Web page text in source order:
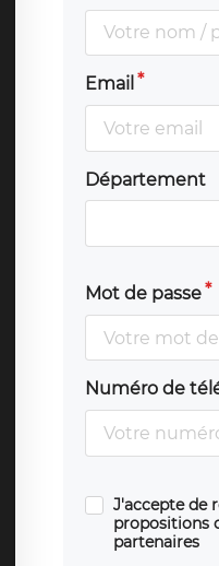
Email
Département
Mot de passe
Numéro de
J'accepte de
propositions
partenaires